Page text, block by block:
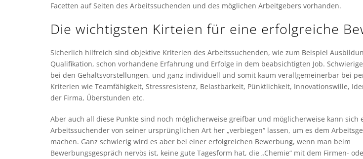
Facetten auf Seiten des Arbeitssuchenden und des möglichen Arbeitgebers vorhanden.
Die wichtigsten Kirteien für eine erfolgreiche
Sicherlich hilfreich sind objektive Kriterien des Arbeitssuchenden, wie zum Beispiel
Qualifikation, schon vorhandene Erfahrung und Erfolge in dem beabsichtigten Job.
bei den Gehaltsvorstellungen, und ganz individuell und somit kaum verallgemeinerbar bei
Kriterien wie Teamfähigkeit, Stressresistenz, Belastbarkeit, Pünktlichkeit, Innovationswille,
der Firma, Überstunden etc.
Aber auch all diese Punkte sind noch möglicherweise greifbar und möglicherweise kann sich
Arbeitssuchender von seiner ursprünglichen Art her „verbiegen“ lassen, um es dem
machen. Ganz schwierig wird es aber bei einer erfolgreichen Bewerbung, wenn man beim
Bewerbungsgespräch nervös ist, keine gute Tagesform hat, die „Chemie“ mit dem Firmen-